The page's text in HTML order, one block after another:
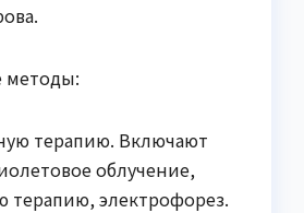
методы:
терапию. Включают
облучение,
терапию, электрофорез.